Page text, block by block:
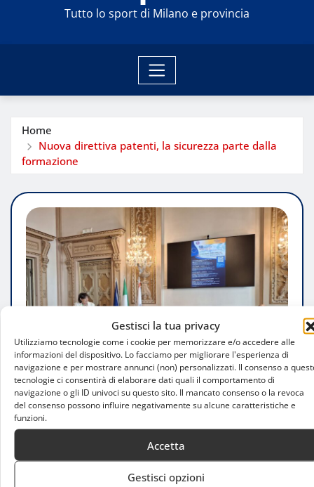
Gestisci la tua privacy
Utilizziamo tecnologie come i cookie per memorizzare e/o accedere alle
informazioni del dispositivo. Lo facciamo per migliorare l'esperienza di
navigazione e per mostrare annunci (non) personalizzati. Il consenso a
tecnologie ci consentirà di elaborare dati quali il comportamento di
navigazione o gli ID univoci su questo sito. Il mancato consenso o la revoca
del consenso possono influire negativamente su alcune caratteristiche e
funzioni.
Accetta
Gestisci opzioni
Tutto lo sport di Milano e provincia
Home
Nuova direttiva patenti, la sicurezza parte dalla
formazione
ATTUALITÀ
Nuova direttiva patenti, la sicurezza
parte dalla formazione